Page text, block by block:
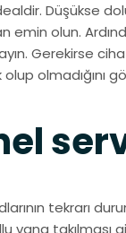
Düşükse
olun.
Gerekirse
olmadığını
tekrarı